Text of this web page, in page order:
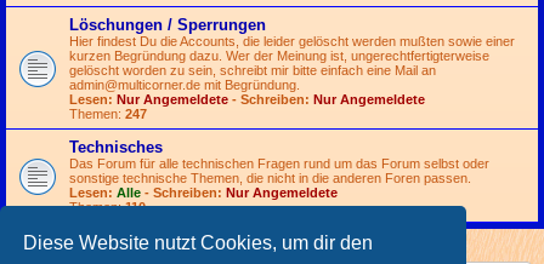
Diese Website nutzt Cookies, um dir den
Löschungen / Sperrungen
Hier findest Du die Accounts, die leider gelöscht werden mußten sowie einer
kurzen Begründung dazu. Wer der Meinung ist, ungerechtfertigterweise
gelöscht worden zu sein, schreibt mir bitte einfach eine Mail an
admin@multicorner.de mit Begründung.
Lesen: Nur Angemeldete - Schreiben: Nur Angemeldete
Themen: 247
Technisches
Das Forum für alle technischen Fragen rund um das Forum selbst oder
sonstige technische Themen, die nicht in die anderen Foren passen.
Lesen: Alle - Schreiben: Nur Angemeldete
Themen:110